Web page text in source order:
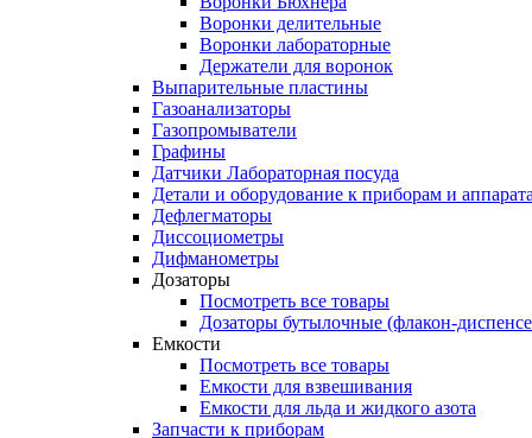
Воронки делительные
Воронки лабораторные
Держатели для воронок
Выпарительные пластины
Газоанализаторы
Газопромыватели
Графины
Датчики Лабораторная посуда
Детали и оборудование к приборам и
Дефлегматоры
Диссоциометры
Дифманометры
Дозаторы
Посмотреть все товары
Дозаторы бутылочные (флакон-
Емкости
Посмотреть все товары
Емкости для взвешивания
Емкости для льда и жидкого азота
Запчасти к приборам